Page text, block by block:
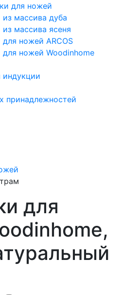
для ножей
массива дуба
массива ясеня
ножей ARCOS
ножей Woodinhome
индукции
принадлежностей
для